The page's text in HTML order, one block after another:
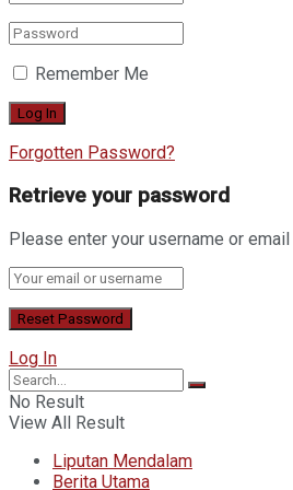
Remember Me
Forgotten Password?
Retrieve your password
Please enter your username or
Log In
No Result
View All Result
Liputan Mendalam
Berita Utama